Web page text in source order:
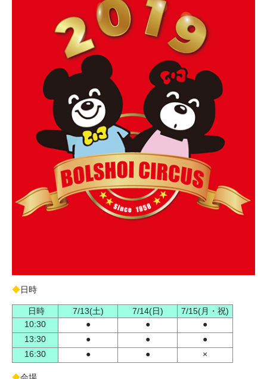
◆日時
日時 7/13(土) 7/14(日)
7/15(月・祝)
10:30
● ●
●
13:30
● ●
●
16:30
● ● ×